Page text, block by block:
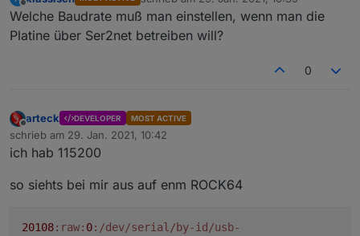
Offline zuletzt editiert von
Welche Baudrate muß man einstellen, wenn man die
Platine über Ser2net betreiben will?
0
Offline
arteck DEVELOPER MOST ACTIVE
schrieb am 29. Jan. 2021, 10:42
zuletzt editiert von
ich hab 115200
so siehts bei mir aus auf enm ROCK64
20108:raw: 0:/dev/serial/by-id/usb-